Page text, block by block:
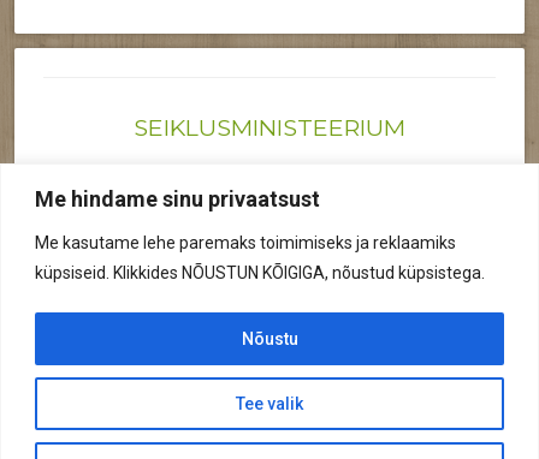
Me hindame sinu privaatsust
Me kasutame lehe paremaks toimimiseks ja reklaamiks
küpsiseid. Klikkides NÕUSTUN KÕIGIGA, nõustud küpsistega.
Tee valik
Nõustu
SEIKLUSMINISTEERIUM
Reg nr: 12041719
© 2026 Seiklusministeerium